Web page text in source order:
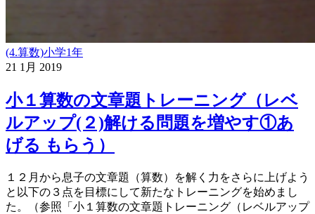
(4.算数)小学1年
21 1月 2019
小１算数の文章題トレーニング（レベ
ルアップ(２)解ける問題を増やす①あ
げる もらう）
１２月から息子の文章題（算数）を解く力をさらに上げよう
と以下の３点を目標にして新たなトレーニングを始めまし
た。（参照「小１算数の文章題トレーニング（レベルアップ